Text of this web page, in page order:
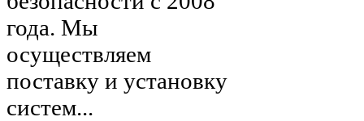
года. Мы
осуществляем
поставку и установку
систем...